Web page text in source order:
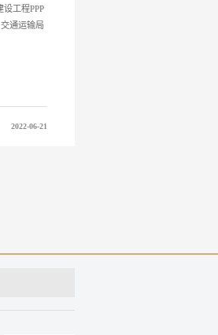
工程PPP
通运输局
2022-06-21